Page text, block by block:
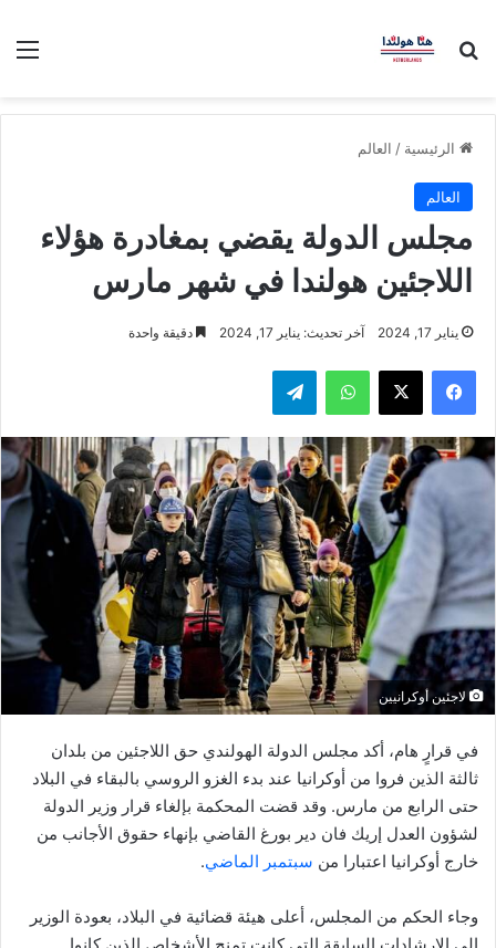
بحث عن
الرئيسية / العالم
العالم
مجلس الدولة يقضي بمغادرة هؤلاء
اللاجئين هولندا في شهر مارس
يناير 17, 2024 آخر تحديث: يناير 17, 2024 دقيقة واحدة
فيسبوك ‫X واتساب تيلقرام
لاجئين أوكرانيين
في قرارٍ هام، أكد مجلس الدولة الهولندي حق اللاجئين من بلدان
ثالثة الذين فروا من أوكرانيا عند بدء الغزو الروسي بالبقاء في البلاد
حتى الرابع من مارس. وقد قضت المحكمة بإلغاء قرار وزير الدولة
لشؤون العدل إريك فان دير بورغ القاضي بإنهاء حقوق الأجانب من
خارج أوكرانيا اعتبارا من سبتمبر الماضي.
وجاء الحكم من المجلس، أعلى هيئة قضائية في البلاد، بعودة الوزير